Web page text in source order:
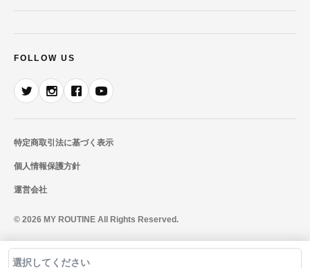
FOLLOW US
特定商取引法に基づく表示
個人情報保護方針
運営会社
© 2026 MY ROUTINE All Rights Reserved.